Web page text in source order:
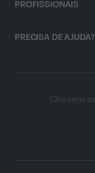
PROFISSIONAIS
PRECISA DE AJUDA?
Chovem